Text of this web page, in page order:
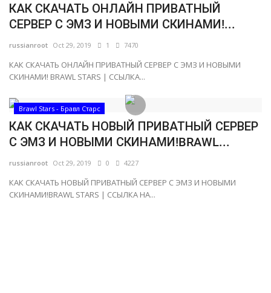
КАК СКАЧАТЬ ОНЛАЙН ПРИВАТНЫЙ
СЕРВЕР С ЭМЗ И НОВЫМИ СКИНАМИ!...
russianroot Oct 29, 2019 1 7470
КАК СКАЧАТЬ ОНЛАЙН ПРИВАТНЫЙ СЕРВЕР С ЭМЗ И НОВЫМИ
СКИНАМИ! BRAWL STARS | ССЫЛКА...
Brawl Stars - Бравл Старс
КАК СКАЧАТЬ НОВЫЙ ПРИВАТНЫЙ СЕРВЕР
С ЭМЗ И НОВЫМИ СКИНАМИ!BRAWL...
russianroot Oct 29, 2019 0 4227
КАК СКАЧАТЬ НОВЫЙ ПРИВАТНЫЙ СЕРВЕР С ЭМЗ И НОВЫМИ
СКИНАМИ!BRAWL STARS | ССЫЛКА НА...